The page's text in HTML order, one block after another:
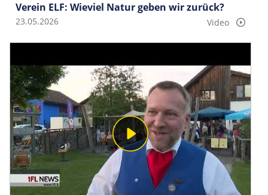
Verein ELF: Wieviel Natur geben wir zurück?
23.05.2026 Video